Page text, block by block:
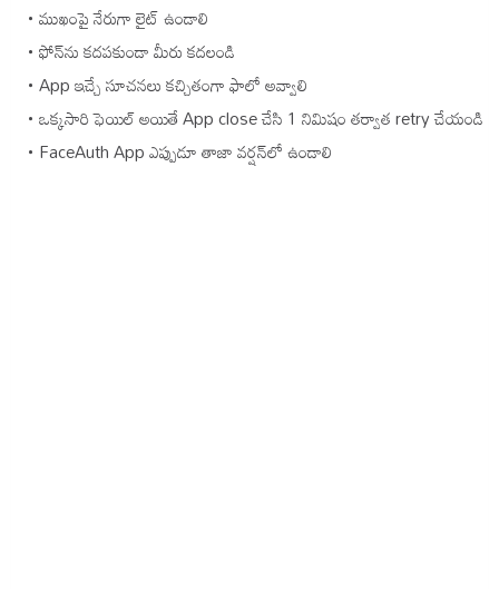
ముఖంపై నేరుగా లైట్ ఉండాలి
ఫోన్‌ను కదపకుండా మీరు కదలండి
App ఇచ్చే సూచనలు కచ్చితంగా ఫాలో అవ్వాలి
ఒక్కసారి ఫెయిల్ అయితే App close చేసి 1 నిమిషం తర్వాత retry చేయండి
FaceAuth App ఎప్పుడూ తాజా వర్షన్‌లో ఉండాలి